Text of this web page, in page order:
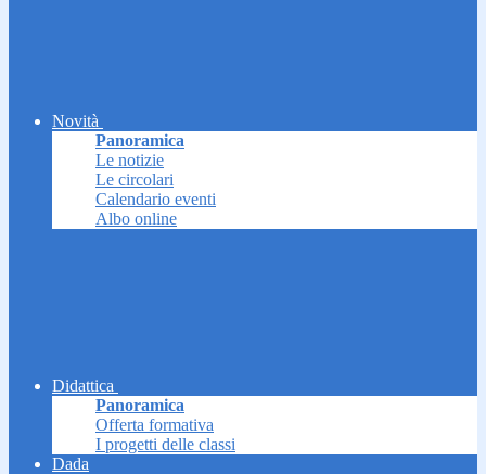
Novità
Panoramica
Le notizie
Le circolari
Calendario eventi
Albo online
Didattica
Panoramica
Offerta formativa
I progetti delle classi
Dada